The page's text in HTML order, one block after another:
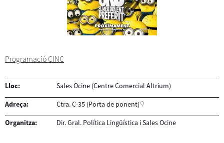
Programació CINC
Lloc: Sales Ocine (Centre Comercial Altrium)
Adreça: Ctra. C-35 (Porta de ponent)
Organitza: Dir. Gral. Política Lingüística i Sales Ocine